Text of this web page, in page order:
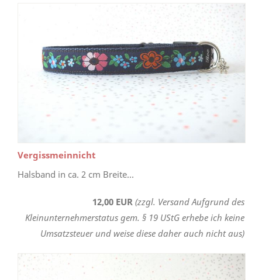
Vergissmeinnicht
Halsband in ca. 2 cm Breite...
12,00 EUR (zzgl. Versand Aufgrund des
Kleinunternehmerstatus gem. § 19 UStG erhebe ich keine
Umsatzsteuer und weise diese daher auch nicht aus)